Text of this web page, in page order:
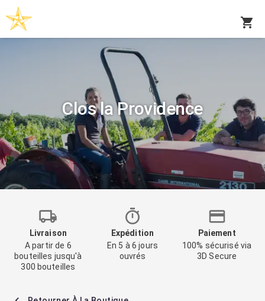
Clos la Providence
Livraison
A partir de 6
bouteilles jusqu'à
300 bouteilles
Expédition
En 5 à 6 jours
ouvrés
Paiement
100% sécurisé via
3D Secure